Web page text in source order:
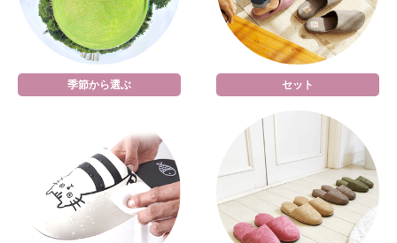
季節から選ぶ セット